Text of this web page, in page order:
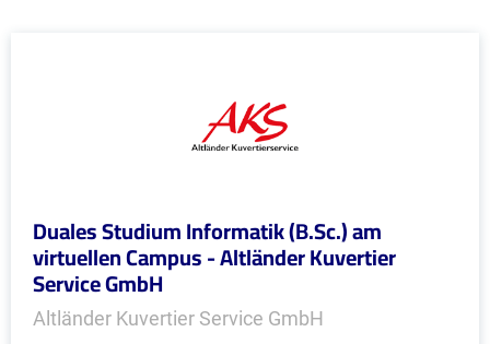
Duales Studium Informatik (B.Sc.) am
virtuellen Campus - Altländer Kuvertier
Service GmbH
Altländer Kuvertier Service GmbH